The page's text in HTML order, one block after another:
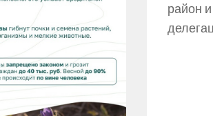
район